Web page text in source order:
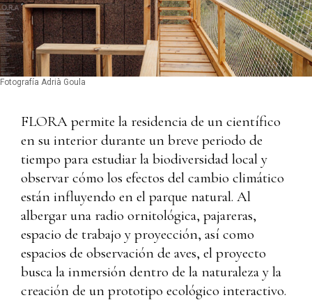
Fotografía Adrià Goula
FLORA permite la residencia de un científico
en su interior durante un breve periodo de
tiempo para estudiar la biodiversidad local y
observar cómo los efectos del cambio climático
están influyendo en el parque natural. Al
albergar una radio ornitológica, pajareras,
espacio de trabajo y proyección, así como
espacios de observación de aves, el proyecto
busca la inmersión dentro de la naturaleza y la
creación de un prototipo ecológico interactivo.